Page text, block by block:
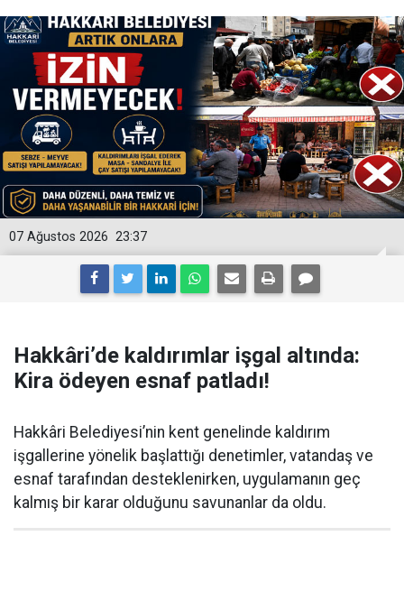
23:37
07 Ağustos 2026
Hakkâri’de kaldırımlar işgal altında:
Kira ödeyen esnaf patladı!
Hakkâri Belediyesi’nin kent genelinde kaldırım
işgallerine yönelik başlattığı denetimler, vatandaş ve
esnaf tarafından desteklenirken, uygulamanın geç
kalmış bir karar olduğunu savunanlar da oldu.